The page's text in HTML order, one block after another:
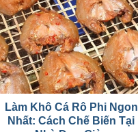
Làm Khô Cá Rô Phi Ngon
Nhất: Cách Chế Biến Tại